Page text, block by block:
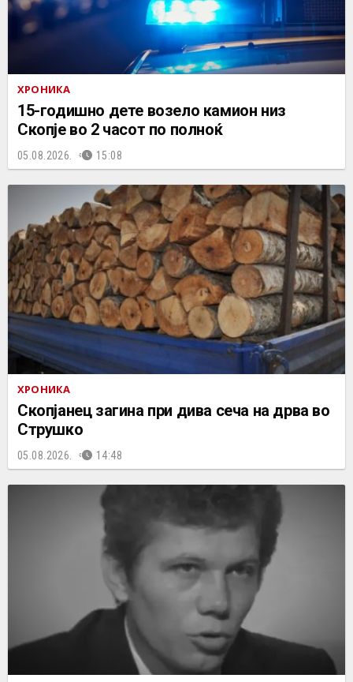
ХРОНИКА
15-годишно дете возело камион низ
Скопје во 2 часот по полноќ
05.08.2026. 15:08
ХРОНИКА
Скопјанец загина при дива сеча на дрва во
Струшко
05.08.2026. 14:48